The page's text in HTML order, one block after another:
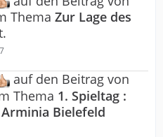
Thema Zur Lage des
auf den Beitrag von
Thema 1. Spieltag :
Bielefeld